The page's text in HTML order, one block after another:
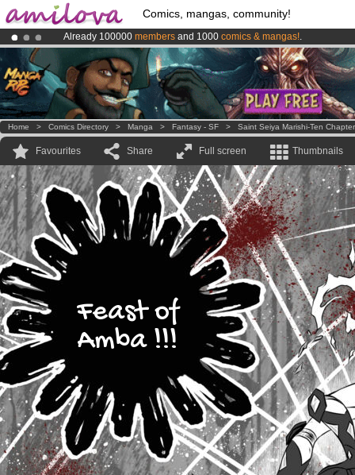
Comics, mangas, community!
Already 100000 members and 1000 comics & mangas!.
Premium membership from3.95 eurosper month !Get membership
AmilovaKickstarter is now LIVE!.
Home > Comics Directory > Manga > Fantasy - SF > Saint Seiya Marishi-Ten Chapter
Favourites Share Full screen Thumbnails
Feast of
Amba !!!